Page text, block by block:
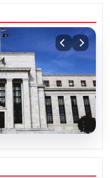
Faiz Oranını Sabit Tutmaya